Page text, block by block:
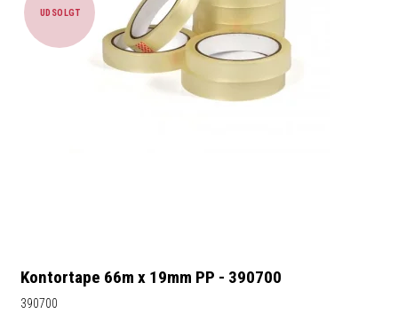
UDSOLGT
Kontortape 66m x 19mm PP - 390700
390700